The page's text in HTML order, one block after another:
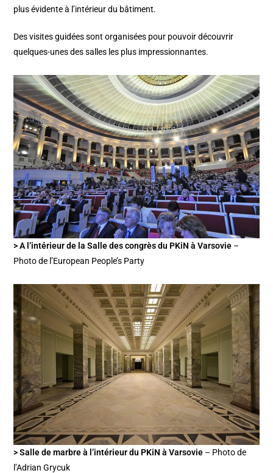
plus évidente à l’intérieur du bâtiment.
Des visites guidées sont organisées pour pouvoir découvrir
quelques-unes des salles les plus impressionnantes.
> A l’intérieur de la Salle des congrès du PKiN à Varsovie –
Photo de l’European People’s Party
> Salle de marbre à l’intérieur du PKiN à Varsovie – Photo de
l’Adrian Grycuk